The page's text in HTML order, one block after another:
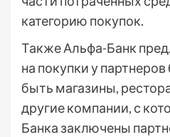
категорию покупок.
Также Альфа-Банк
на покупки у
быть магазины,
другие компании, с
Банка заключены